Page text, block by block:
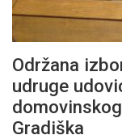
Održana
udruge
Gradiška